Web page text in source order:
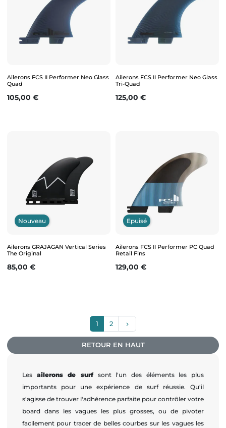
Ailerons FCS II Performer Neo Glass
Quad
Prix
105,00 €
Ailerons FCS II Performer Neo Glass
Tri-Quad
Prix
125,00 €
Nouveau
Ailerons GRAJAGAN Vertical Series
The Original
Prix
85,00 €
Epuisé
Ailerons FCS II Performer PC Quad
Retail Fins
Prix
129,00 €
1 2 keyboard_arrow_right
RETOUR EN HAUT
Les ailerons de surfsont l'un des éléments les plus
importants pour une expérience de surf réussie. Qu'il
s'agisse de trouver l'adhérence parfaite pour contrôler votre
board dans les vagues les plus grosses, ou de pivoter
facilement pour tracer de belles courbes sur les vagues les